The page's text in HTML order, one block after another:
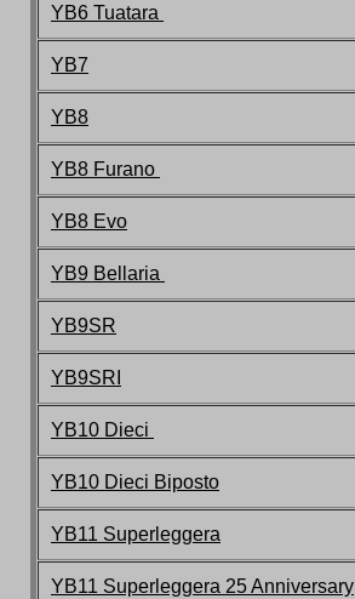
YB6 Tuatara
YB7
YB8
YB8 Furano
YB8 Evo
YB9 Bellaria
YB9SR
YB9SRI
YB10 Dieci
YB10 Dieci Biposto
YB11 Superleggera
YB11 Superleggera 25 Anniversary